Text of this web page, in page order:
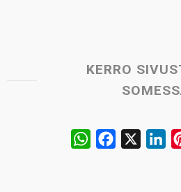
KERRO
W